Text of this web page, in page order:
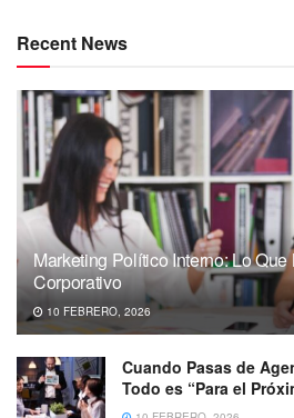
Recent News
Marketing Político Interno: Lo
Corporativo
10 FEBRERO, 2026
Cuando Pasas de
Todo es “Para el